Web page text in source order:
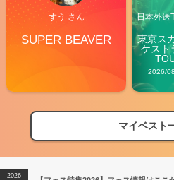
すう さん
SUPER BEAVER
日本外送
東京ス
ケスト
2026/
マイベスト
【フェス特集2026】フェス情報はここ
【ライブ動員ランキング】2026年上半
2026